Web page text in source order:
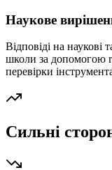
Наукове
Відповіді на наукові
школи за допомогою
перевірки
Сильні